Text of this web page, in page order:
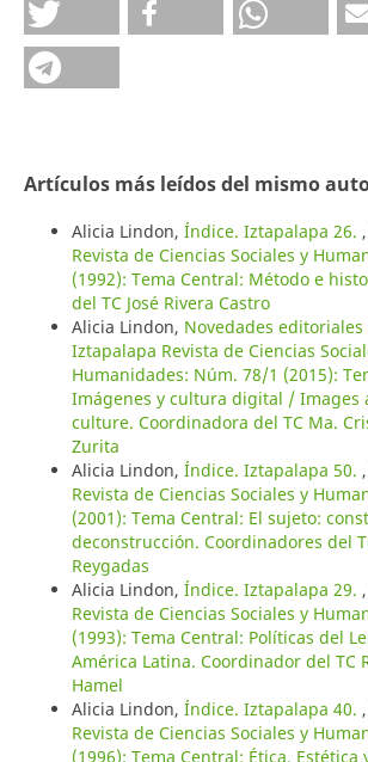
Artículos más leídos del mismo
Alicia Lindon, Índice. Iztapalapa 26. ,
Revista de Ciencias Sociales y
(1992): Tema Central: Método e
del TC José Rivera Castro
Alicia Lindon, Novedades
Iztapalapa Revista de Ciencias
Humanidades: Núm. 78/1 (2015):
Imágenes y cultura digital / Images
culture. Coordinadora del TC Ma.
Zurita
Alicia Lindon, Índice. Iztapalapa 50. ,
Revista de Ciencias Sociales y
(2001): Tema Central: El sujeto:
deconstrucción. Coordinadores del
Reygadas
Alicia Lindon, Índice. Iztapalapa 29. ,
Revista de Ciencias Sociales y
(1993): Tema Central: Políticas del
América Latina. Coordinador del TC
Hamel
Alicia Lindon, Índice. Iztapalapa 40. ,
Revista de Ciencias Sociales y
(1996): Tema Central: Ética, Estética